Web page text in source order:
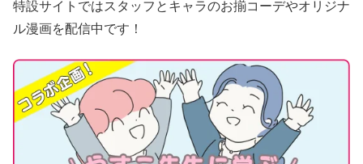
特設サイトではスタッフとキャラのお揃コーデやオリジナ
ル漫画を配信中です！